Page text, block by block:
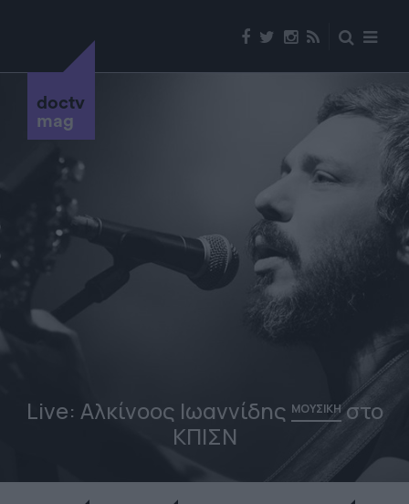
doctv
mag
Live: Αλκίνοος Ιωαννίδης ΜΟΥΣΙΚΗστο
ΚΠIΣΝ